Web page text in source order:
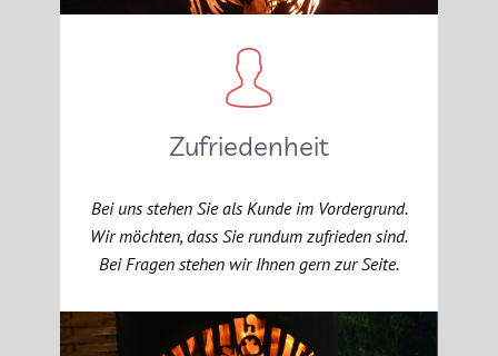
Zufriedenheit
Bei uns stehen Sie als Kunde im Vordergrund.
Wir möchten, dass Sie rundum zufrieden sind.
Bei Fragen stehen wir Ihnen gern zur Seite.